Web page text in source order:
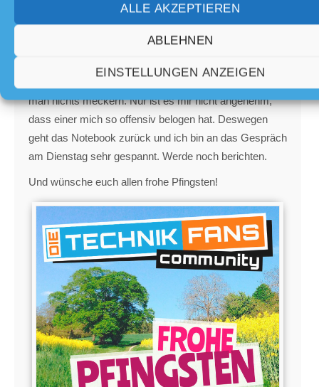
ALLE AKZEPTIEREN
ABLEHNEN
EINSTELLUNGEN ANZEIGEN
Die Ereignisanzeige zeigt, dass am 25.Mai
das Notebook tatsächlich zurückgesetzt und
die Updates aufgespielt wurden. Für das
man nichts meckern. Nur ist es mir nicht angenehm,
dass einer mich so offensiv belogen hat. Deswegen
geht das Notebook zurück und ich bin an das Gespräch
am Dienstag sehr gespannt. Werde noch berichten.
Und wünsche euch allen frohe Pfingsten!